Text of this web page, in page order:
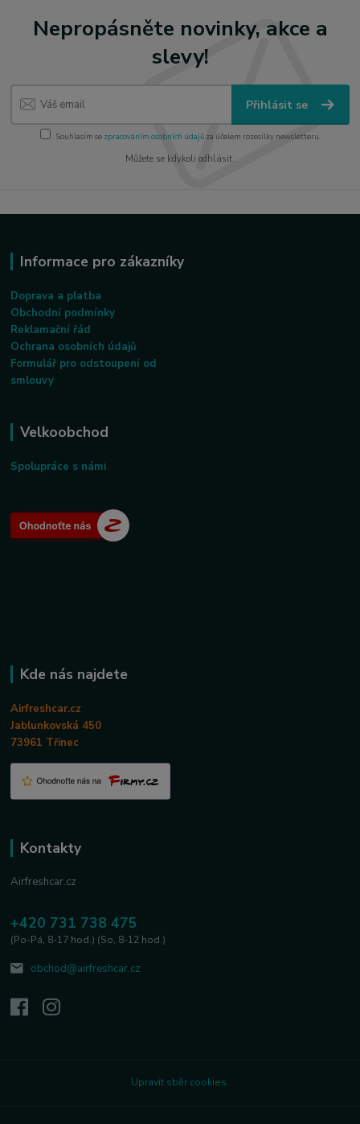
Nepropásněte novinky, akce a
slevy!
Přihlásit se
Souhlasím se zpracováním osobních údajůza účelem rozesílky newsletteru.
Můžete se kdykoli odhlásit.
Informace pro zákazníky
Doprava a platba
Obchodní podmínky
Reklamační řád
Ochrana osobních údajů
Formulář pro odstoupení od
smlouvy
Velkoobchod
Spolupráce s námi
Kde nás najdete
Airfreshcar.cz
Jablunkovská 450
73961 Třinec
Kontakty
Airfreshcar.cz
+420 731 738 475
(Po-Pá, 8-17 hod.) (So, 8-12 hod.)
obchod@airfreshcar.cz
Upravit sběr cookies.